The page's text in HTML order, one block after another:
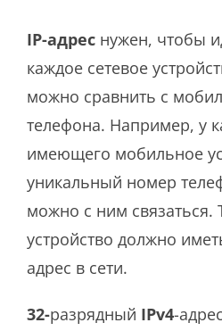
IP-адрес нужен, чтобы
каждое сетевое
можно сравнить с
телефона. Например, у
имеющего мобильное
уникальный номер
можно с ним связаться.
устройство должно
адрес в сети.
32-разрядный IPv4-